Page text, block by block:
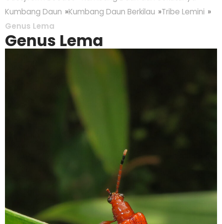
Kumbang Daun
Kumbang Daun Berkilau
Tribe Lemini
Genus Lema
Genus Lema